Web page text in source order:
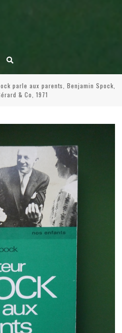
parle aux parents, Benjamin Spock,
& Co, 1971